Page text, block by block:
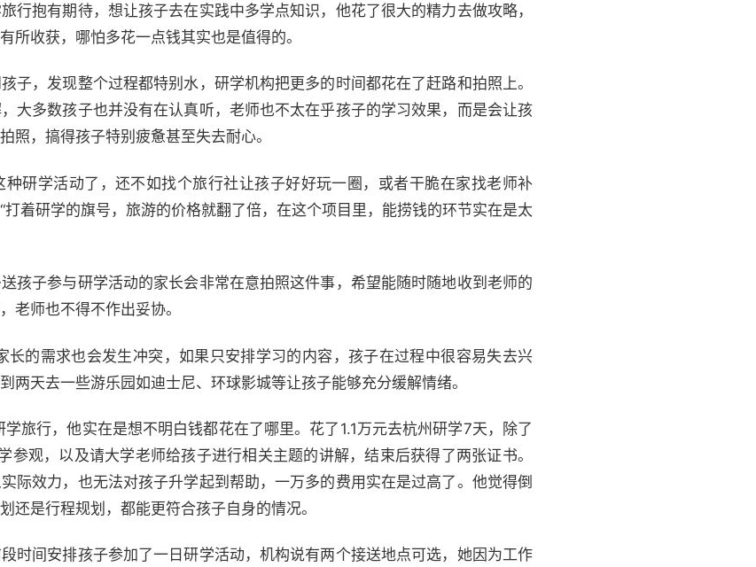
行抱有期待，想让孩子去在实践中多学点知识，他花了很大的精力去做攻略，
所收获，哪怕多花一点钱其实也是值得的。
子，发现整个过程都特别水，研学机构把更多的时间都花在了赶路和拍照上。
大多数孩子也并没有在认真听，老师也不太在乎孩子的学习效果，而是会让孩
照，搞得孩子特别疲惫甚至失去耐心。
研学活动了，还不如找个旅行社让孩子好好玩一圈，或者干脆在家找老师补
着研学的旗号，旅游的价格就翻了倍，在这个项目里，能捞钱的环节实在是太
孩子参与研学活动的家长会非常在意拍照这件事，希望能随时随地收到老师的
老师也不得不作出妥协。
长的需求也会发生冲突，如果只安排学习的内容，孩子在过程中很容易失去兴
两天去一些游乐园如迪士尼、环球影城等让孩子能够充分缓解情绪。
旅行，他实在是想不明白钱都花在了哪里。花了1.1万元去杭州研学7天，除了
参观，以及请大学老师给孩子进行相关主题的讲解，结束后获得了两张证书。
际效力，也无法对孩子升学起到帮助，一万多的费用实在是过高了。他觉得倒
还是行程规划，都能更符合孩子自身的情况。
时间安排孩子参加了一日研学活动，机构说有两个接送地点可选，她因为工作